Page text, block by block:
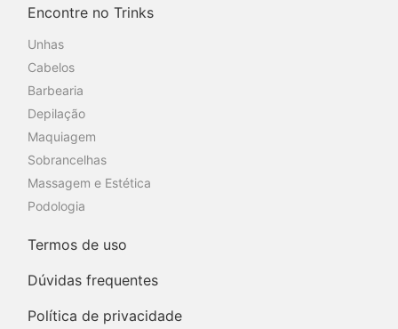
Encontre no Trinks
Unhas
Cabelos
Barbearia
Depilação
Maquiagem
Sobrancelhas
Massagem e Estética
Podologia
Termos de uso
Dúvidas frequentes
Política de privacidade